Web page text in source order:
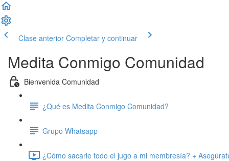
Clase anterior Completar y continuar
Medita Conmigo Comunidad
Bienvenida Comunidad
¿Qué es Medita Conmigo Comunidad?
Grupo Whatsapp
¿Cómo sacarle todo el jugo a mi membresía? +